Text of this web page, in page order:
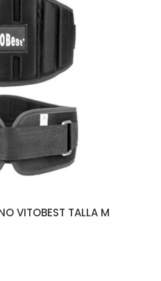
AL CARRITO
VITOBEST TALLA M